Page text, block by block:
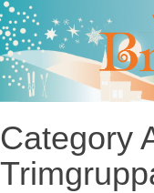
Category